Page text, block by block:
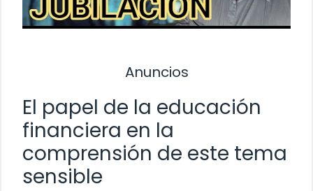
Anuncios
El papel de la educación
financiera en la
comprensión de este tema
sensible